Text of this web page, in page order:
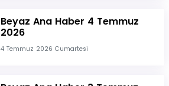
Beyaz Ana Haber 4 Temmuz
2026
4 Temmuz 2026 Cumartesi